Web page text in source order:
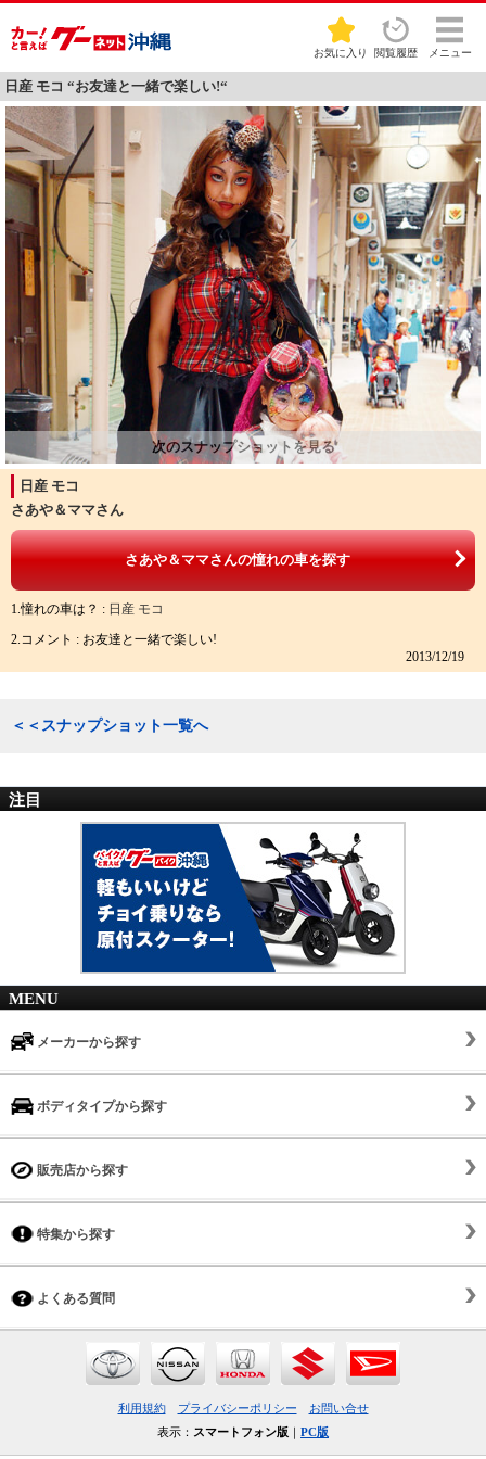
お気に入り 閲覧履歴 メニュー
日産 モコ “お友達と一緒で楽しい!“
日産 モコ
さあや＆ママさん
さあや＆ママさんの憧れの車を探す
1.憧れの車は？ : 日産 モコ
2.コメント : お友達と一緒で楽しい!
2013/12/19
＜＜スナップショット一覧へ
注目
MENU
メーカーから探す
ボディタイプから探す
販売店から探す
特集から探す
よくある質問
利用規約 プライバシーポリシー
お問い合せ
表示： スマートフォン版 ｜ PC版